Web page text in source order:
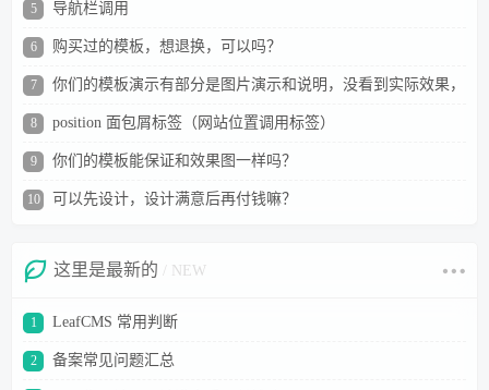
5 导航栏调用
6 购买过的模板，想退换，可以吗？
7 你们的模板演示有部分是图片演示和说明，没看到实际效果，
担心不敢买？
8 position 面包屑标签（网站位置调用标签）
9 你们的模板能保证和效果图一样吗？
10 可以先设计，设计满意后再付钱嘛？
这里是最新的 / NEW
1 LeafCMS 常用判断
2 备案常见问题汇总